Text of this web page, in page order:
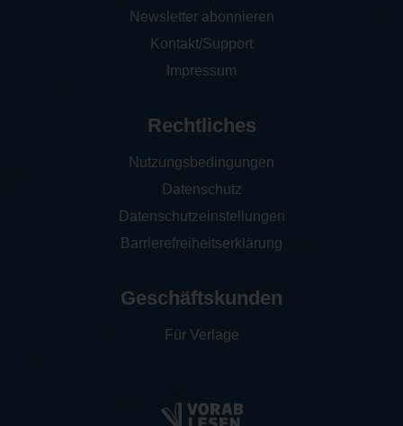
Newsletter abonnieren
Kontakt/Support
Impressum
Rechtliches
Nutzungsbedingungen
Datenschutz
Datenschutzeinstellungen
Barrierefreiheitserklärung
Geschäftskunden
Für Verlage